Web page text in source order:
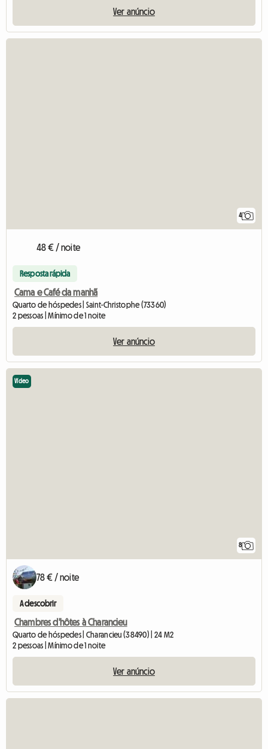
Ver anúncio
4
48 € / noite
Resposta rápida
Cama e Café da manhã
Quarto de hóspedes | Saint-Christophe (73360)
2 pessoas | Mínimo de 1 noite
Ver anúncio
8
Vídeo
78 € / noite
A descobrir
Chambres d'hôtes à Charancieu
Quarto de hóspedes | Charancieu (38490) | 24 M2
2 pessoas | Mínimo de 1 noite
Ver anúncio